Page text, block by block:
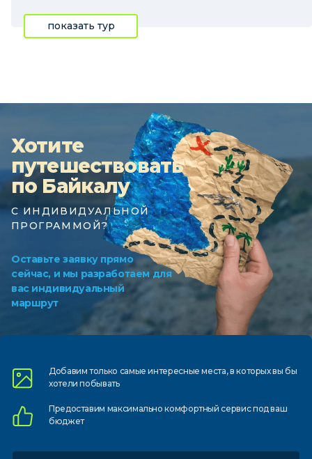
показать тур
Хотите
путешествовать
по Байкалу
С ИНДИВИДУАЛЬНОЙ
ПРОГРАММОЙ?
Оставьте заявку прямо
сейчас, и мы разработаем для
вас индивидуальный
маршрут
Добавим только самыеинтересные места, в которыхвы бы
хотели побывать
Предоставим максимально комфортныйсервис под ваш
бюджет